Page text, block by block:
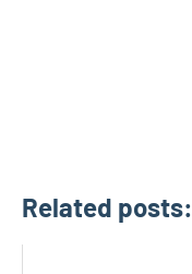
Related posts: